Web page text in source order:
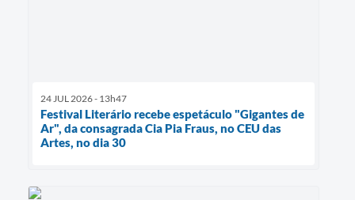
24 JUL 2026 - 13h47
Festival Literário recebe espetáculo "Gigantes de
Ar", da consagrada Cia Pia Fraus, no CEU das
Artes, no dia 30